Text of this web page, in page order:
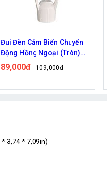
Đui Đèn Cảm Biến Chuyển
Động Hồng Ngoại (Tròn)
Nối Đui E27
89,000đ 109,000đ
* 3,74 * 7,09in)